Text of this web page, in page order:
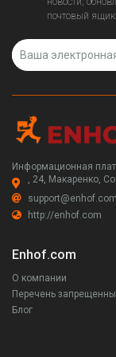
почтовый ящик.
Информационная
, 24, Макаренко,
support@enhof.com
http://enhof.com
Enhof.com
О компании
Перечень
Блог